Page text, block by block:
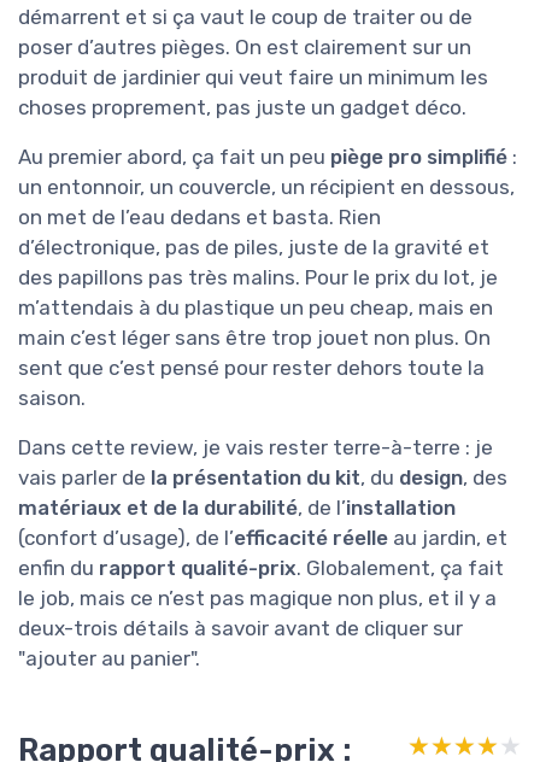
démarrent et si ça vaut le coup de traiter ou de
poser d’autres pièges. On est clairement sur un
produit de jardinier qui veut faire un minimum les
choses proprement, pas juste un gadget déco.
Au premier abord, ça fait un peu piège pro simplifié :
un entonnoir, un couvercle, un récipient en dessous,
on met de l’eau dedans et basta. Rien
d’électronique, pas de piles, juste de la gravité et
des papillons pas très malins. Pour le prix du lot, je
m’attendais à du plastique un peu cheap, mais en
main c’est léger sans être trop jouet non plus. On
sent que c’est pensé pour rester dehors toute la
saison.
Dans cette review, je vais rester terre-à-terre : je
vais parler de la présentation du kit, du design, des
matériaux et de la durabilité, de l’installation
(confort d’usage), de l’efficacité réelle au jardin, et
enfin du rapport qualité-prix. Globalement, ça fait
le job, mais ce n’est pas magique non plus, et il y a
deux-trois détails à savoir avant de cliquer sur
"ajouter au panier".
Rapport qualité-prix : ★★★★★
★★★★★